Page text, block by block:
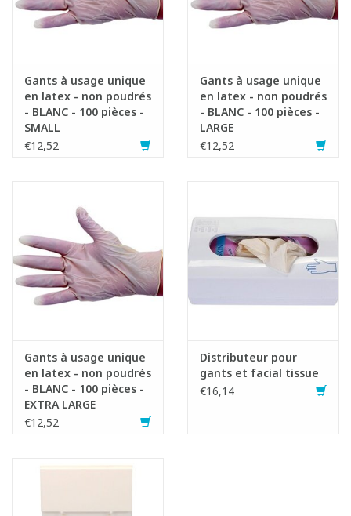
Fiche produit
Gants à usage unique
en latex - non poudrés
- BLANC - 100 pièces -
SMALL
€12,52
Gants à usage unique
en latex - non poudrés
- BLANC - 100 pièces -
LARGE
€12,52
Gants à usage unique
en latex - non poudrés
- BLANC - 100 pièces -
EXTRA LARGE
€12,52
Distributeur pour
gants et facial tissue
€16,14